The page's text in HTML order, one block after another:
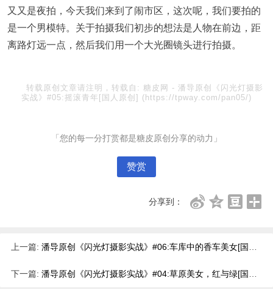
又又是夜拍，今天我们来到了闹市区，这次呢，我们要拍的
是一个男模特。关于拍摄我们初步的想法是人物在前边，距
离路灯远一点，然后我们用一个大光圈镜头进行拍摄。
转载原创文章请注明，转载自: 糖皮网 - 潘导原创《闪光灯摄影
实战》#05:摇滚青年[国人原创] (https://tpway.com/pan05/)
「您的每一分打赏都是糖皮原创分享的动力」
赞赏
分享到：
上一篇: 潘导原创《闪光灯摄影实战》#06:车库中的香车美女[国人原创]
下一篇: 潘导原创《闪光灯摄影实战》#04:草原美女，红与绿[国人原创]